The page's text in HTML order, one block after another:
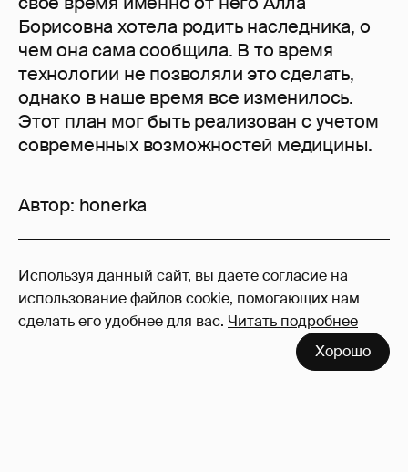
Используя данный сайт, вы даете согласие на
использование файлов cookie, помогающих нам
сделать его удобнее для вас. Читать подробнее
Хорошо
Борисовна хотела родить наследника, о
чем она сама сообщила. В то время
технологии не позволяли это сделать,
однако в наше время все изменилось.
Этот план мог быть реализован с учетом
современных возможностей медицины.
Автор: honerka
70
Войдите в аккаунт, чтобы читать и
оставлять комментарии